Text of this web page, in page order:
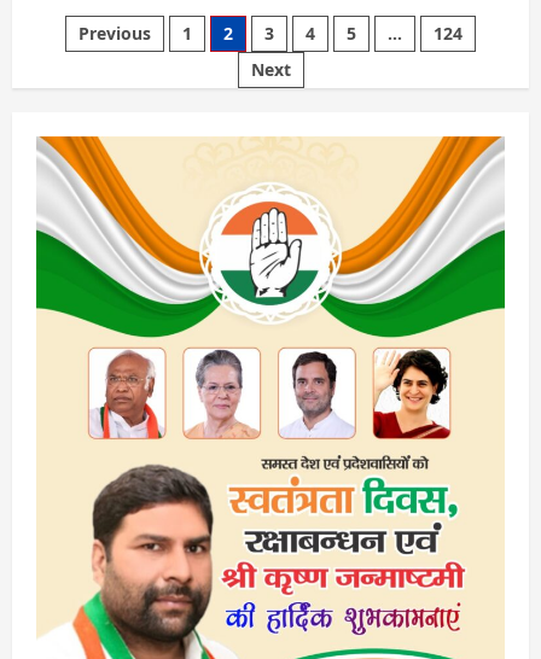
Gen
Z
के
को
उड़ान!
‘यूथ
अड्डा’
बनेगा
स्टार्टअप
हब
PostsPrevious 1 2 3 4 5 …
124
Next